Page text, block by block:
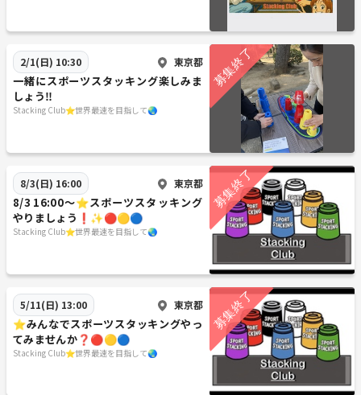
2/1(日) 10:30 東京都
一緒にスポーツスタッキング楽しみま
しょう‼️
Stacking Club⭐️世界最速を目指して🌏
8/3(日) 16:00 東京都
8/3 16:00〜⭐️スポーツスタッキング
やりましょう❗️✨🔴🟡🔵
Stacking Club⭐️世界最速を目指して🌏
5/11(日) 13:00 東京都
⭐️みんなでスポーツスタッキングやっ
てみませんか❓🔴🟡🔵
Stacking Club⭐️世界最速を目指して🌏